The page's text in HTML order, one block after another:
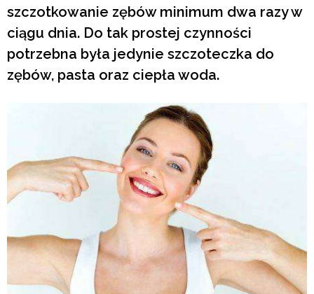
szczotkowanie zębów minimum dwa razy w
ciągu dnia. Do tak prostej czynności
potrzebna była jedynie szczoteczka do
zębów, pasta oraz ciepła woda.